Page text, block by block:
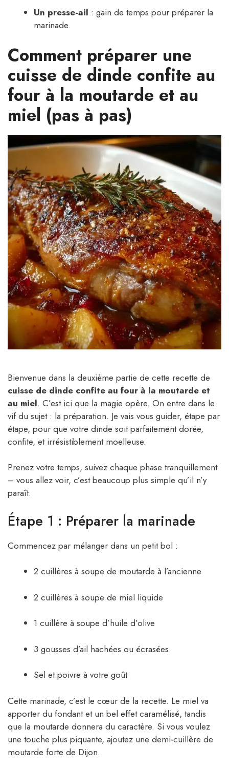
Un presse-ail : gain de temps pour préparer la
marinade.
Comment préparer une
cuisse de dinde confite au
four à la moutarde et au
miel (pas à pas)
Bienvenue dans la deuxième partie de cette recette de
cuisse de dinde confite au four à la moutarde et
au miel. C’est ici que la magie opère. On entre dans le
vif du sujet : la préparation. Je vais vous guider, étape par
étape, pour que votre dinde soit parfaitement dorée,
confite, et irrésistiblement moelleuse.
Prenez votre temps, suivez chaque phase tranquillement
– vous allez voir, c’est beaucoup plus simple qu’il n’y
paraît.
Étape 1 : Préparer la marinade
Commencez par mélanger dans un petit bol :
2 cuillères à soupe de moutarde à l’ancienne
2 cuillères à soupe de miel liquide
1 cuillère à soupe d’huile d’olive
3 gousses d’ail hachées ou écrasées
Sel et poivre à votre goût
Cette marinade, c’est le cœur de la recette. Le miel va
apporter du fondant et un bel effet caramélisé, tandis
que la moutarde donnera du caractère. Si vous voulez
une touche plus piquante, ajoutez une demi-cuillère de
moutarde forte de Dijon.